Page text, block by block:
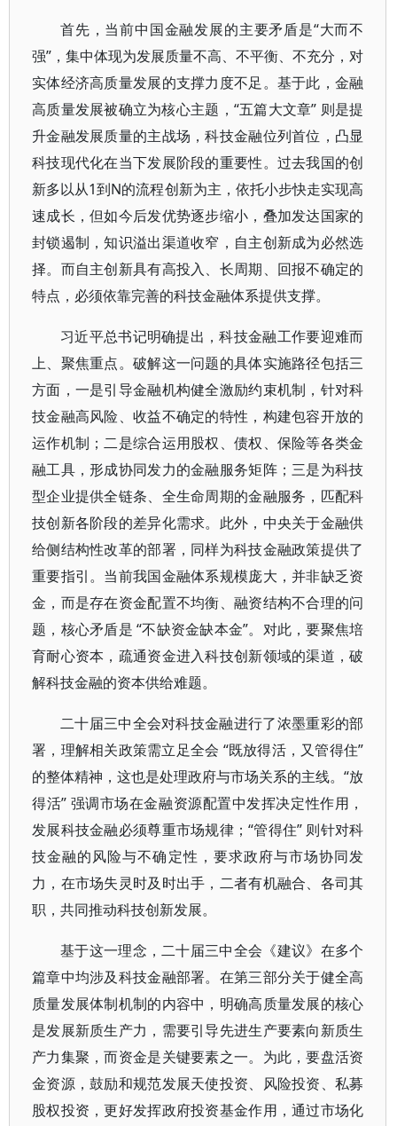
首先，当前中国金融发展的主要矛盾是“大而不
强”，集中体现为发展质量不高、不平衡、不充分，对
实体经济高质量发展的支撑力度不足。基于此，金融
高质量发展被确立为核心主题，“五篇大文章” 则是提
升金融发展质量的主战场，科技金融位列首位，凸显
科技现代化在当下发展阶段的重要性。过去我国的创
新多以从1到N的流程创新为主，依托小步快走实现高
速成长，但如今后发优势逐步缩小，叠加发达国家的
封锁遏制，知识溢出渠道收窄，自主创新成为必然选
择。而自主创新具有高投入、长周期、回报不确定的
特点，必须依靠完善的科技金融体系提供支撑。
习近平总书记明确提出，科技金融工作要迎难而
上、聚焦重点。破解这一问题的具体实施路径包括三
方面，一是引导金融机构健全激励约束机制，针对科
技金融高风险、收益不确定的特性，构建包容开放的
运作机制；二是综合运用股权、债权、保险等各类金
融工具，形成协同发力的金融服务矩阵；三是为科技
型企业提供全链条、全生命周期的金融服务，匹配科
技创新各阶段的差异化需求。此外，中央关于金融供
给侧结构性改革的部署，同样为科技金融政策提供了
重要指引。当前我国金融体系规模庞大，并非缺乏资
金，而是存在资金配置不均衡、融资结构不合理的问
题，核心矛盾是 “不缺资金缺本金”。对此，要聚焦培
育耐心资本，疏通资金进入科技创新领域的渠道，破
解科技金融的资本供给难题。
二十届三中全会对科技金融进行了浓墨重彩的部
署，理解相关政策需立足全会 “既放得活，又管得住”
的整体精神，这也是处理政府与市场关系的主线。“放
得活” 强调市场在金融资源配置中发挥决定性作用，
发展科技金融必须尊重市场规律；“管得住” 则针对科
技金融的风险与不确定性，要求政府与市场协同发
力，在市场失灵时及时出手，二者有机融合、各司其
职，共同推动科技创新发展。
基于这一理念，二十届三中全会《建议》在多个
篇章中均涉及科技金融部署。在第三部分关于健全高
质量发展体制机制的内容中，明确高质量发展的核心
是发展新质生产力，需要引导先进生产要素向新质生
产力集聚，而资金是关键要素之一。为此，要盘活资
金资源，鼓励和规范发展天使投资、风险投资、私募
股权投资，更好发挥政府投资基金作用，通过市场化